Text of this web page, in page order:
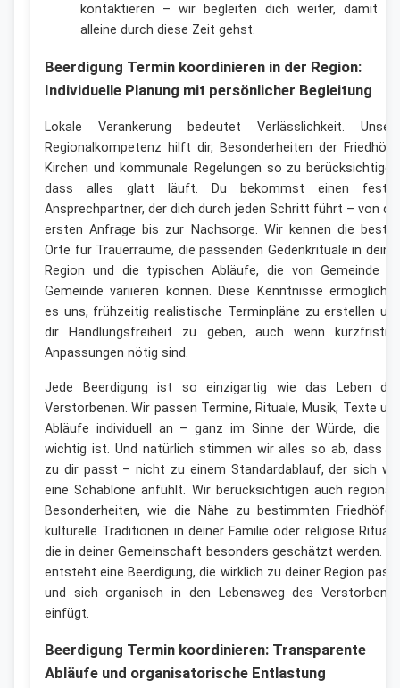
kontaktieren – wir begleiten dich weiter, damit
alleine durch diese Zeit gehst.
Beerdigung Termin koordinieren in der Region:
Individuelle Planung mit persönlicher Begleitung
Lokale Verankerung bedeutet Verlässlichkeit.
Regionalkompetenz hilft dir, Besonderheiten der
Kirchen und kommunale Regelungen so zu
dass alles glatt läuft. Du bekommst einen
Ansprechpartner, der dich durch jeden Schritt führt – von
ersten Anfrage bis zur Nachsorge. Wir kennen die
Orte für Trauerräume, die passenden Gedenkrituale in
Region und die typischen Abläufe, die von Gemeinde
Gemeinde variieren können. Diese Kenntnisse
es uns, frühzeitig realistische Terminpläne zu erstellen
dir Handlungsfreiheit zu geben, auch wenn
Anpassungen nötig sind.
Jede Beerdigung ist so einzigartig wie das Leben
Verstorbenen. Wir passen Termine, Rituale, Musik, Texte
Abläufe individuell an – ganz im Sinne der Würde, die
wichtig ist. Und natürlich stimmen wir alles so ab, dass
zu dir passt – nicht zu einem Standardablauf, der sich
eine Schablone anfühlt. Wir berücksichtigen auch
Besonderheiten, wie die Nähe zu bestimmten
kulturelle Traditionen in deiner Familie oder religiöse
die in deiner Gemeinschaft besonders geschätzt werden.
entsteht eine Beerdigung, die wirklich zu deiner Region
und sich organisch in den Lebensweg des
einfügt.
Beerdigung Termin koordinieren: Transparente
Abläufe und organisatorische Entlastung